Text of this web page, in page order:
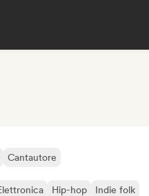
Cantautore
Hip-hop
Indie folk